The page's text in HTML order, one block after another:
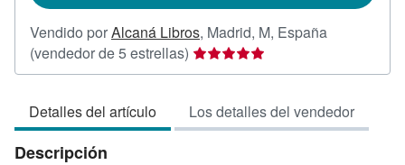
Vendido porAlcaná Libros, Madrid, M, España
(vendedor de 5 estrellas) Calificación
del
5
de
Detalles del artículo Los detalles del vendedor
Descripción